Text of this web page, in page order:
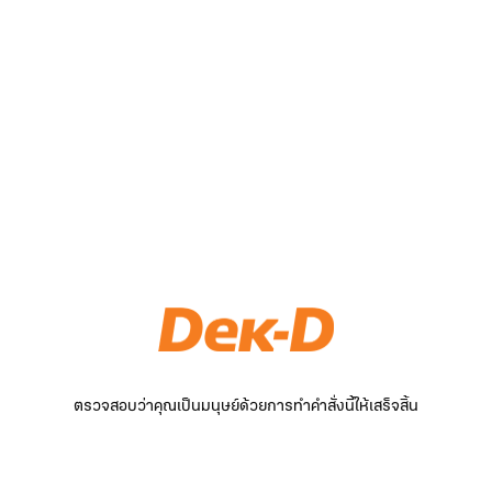
ตรวจสอบว่าคุณเป็นมนุษย์ด้วยการทำคำสั่งนี้ให้เสร็จสิ้น